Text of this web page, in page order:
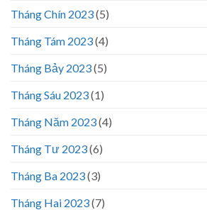
Tháng Chín 2023(5)
Tháng Tám 2023(4)
Tháng Bảy 2023(5)
Tháng Sáu 2023(1)
Tháng Năm 2023(4)
Tháng Tư 2023(6)
Tháng Ba 2023(3)
Tháng Hai 2023(7)